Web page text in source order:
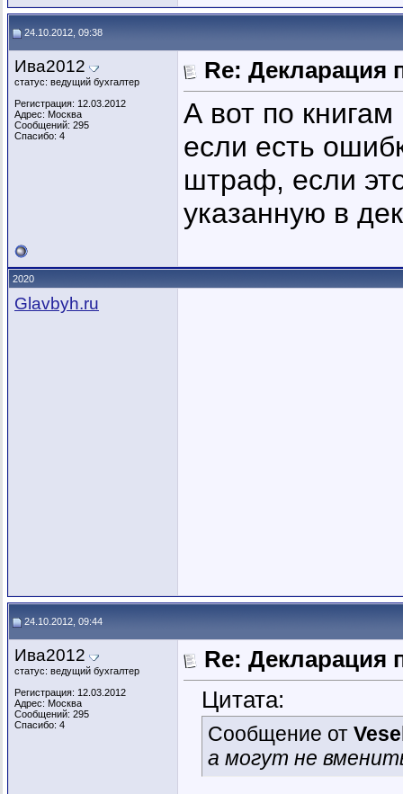
24.10.2012, 09:38
Ива2012
статус: ведущий бухгалтер
Регистрация: 12.03.2012
Адрес: Москва
Сообщений: 295
Спасибо: 4
Re:
А вот по
если есть
штраф, если
указанную в
2020
Glavbyh.ru
24.10.2012, 09:44
Ива2012
статус: ведущий бухгалтер
Регистрация: 12.03.2012
Адрес: Москва
Сообщений: 295
Спасибо: 4
Re:
Цитата:
Сообщение от
а могут не